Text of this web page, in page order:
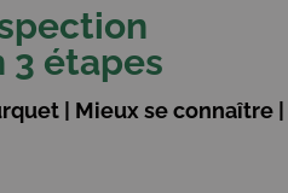
3 étapes
| Mieux se connaître|